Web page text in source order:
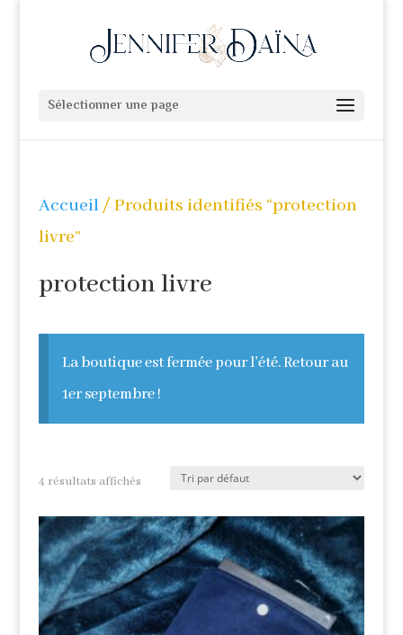
Sélectionner une page
Accueil/ Produits identifiés “protection
livre”
protection livre
La boutique est fermée pour l'été. Retour au
1er septembre !
4 résultats affichés